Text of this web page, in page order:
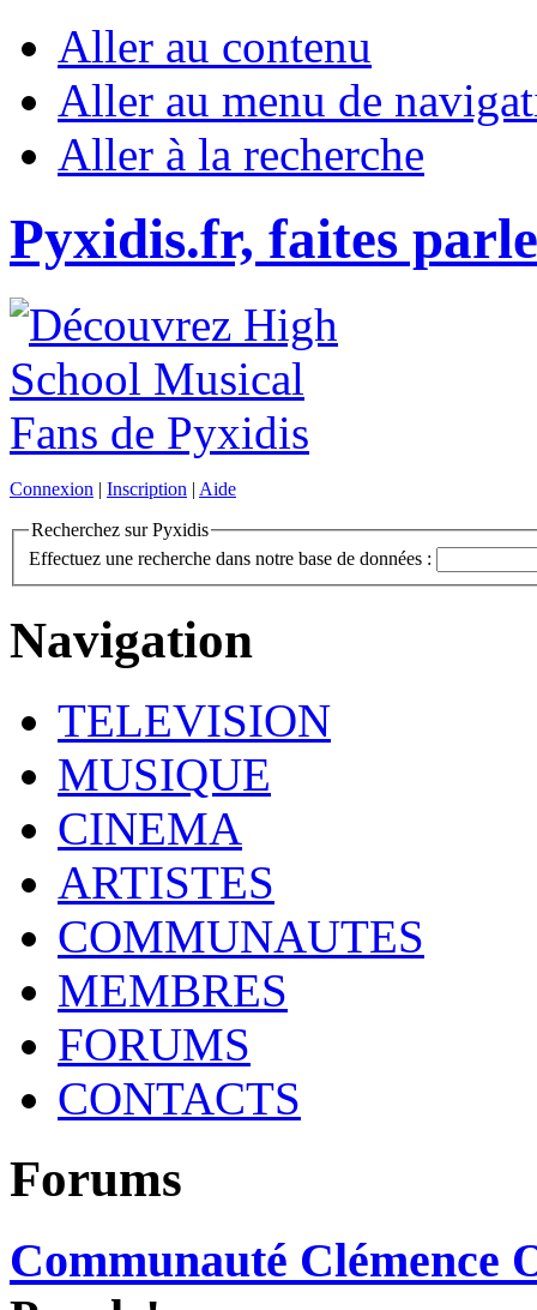
Aller au contenu
Aller au menu de
Aller à la recherche
Pyxidis.fr, faites
Connexion | Inscription | Aide
Recherchez sur Pyxidis
Effectuez une recherche dans notre base de données :
Navigation
TELEVISION
MUSIQUE
CINEMA
ARTISTES
COMMUNAUTES
MEMBRES
FORUMS
CONTACTS
Forums
Communauté Clémence